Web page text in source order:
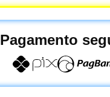
Pagamento